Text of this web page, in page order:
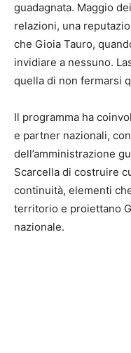
guadagnata. Maggio
relazioni, una
che Gioia Tauro,
invidiare a nessuno.
quella di non fermarsi
Il programma ha
e partner nazionali,
dell’amministrazione
Scarcella di costruire
continuità, elementi
territorio e proiettano
nazionale.